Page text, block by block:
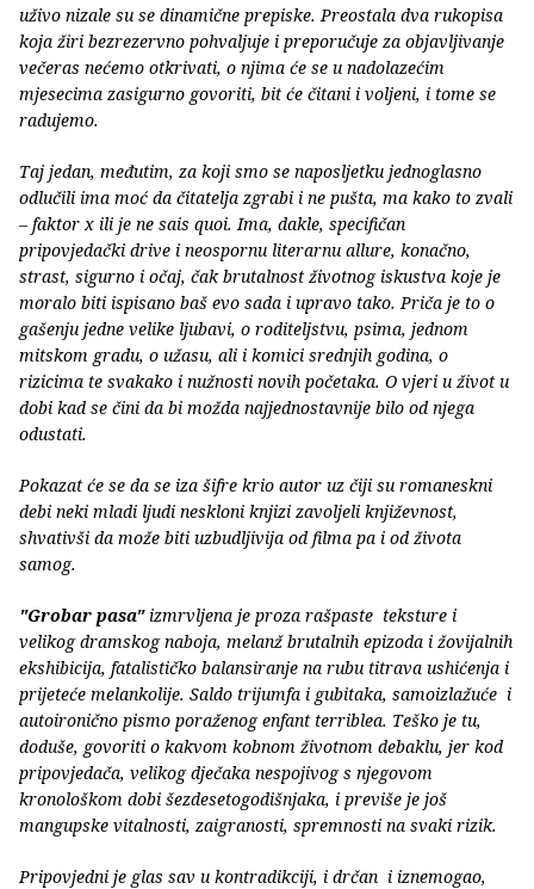
uživo nizale su se dinamične prepiske. Preostala dva rukopisa
koja žiri bezrezervno pohvaljuje i preporučuje za objavljivanje
večeras nećemo otkrivati, o njima će se u nadolazećim
mjesecima zasigurno govoriti, bit će čitani i voljeni, i tome se
radujemo.
Taj jedan, međutim, za koji smo se naposljetku jednoglasno
odlučili ima moć da čitatelja zgrabi i ne pušta, ma kako to zvali
– faktor x ili je ne sais quoi. Ima, dakle, specifičan
pripovjedački drive i neospornu literarnu allure, konačno,
strast, sigurno i očaj, čak brutalnost životnog iskustva koje je
moralo biti ispisano baš evo sada i upravo tako. Priča je to o
gašenju jedne velike ljubavi, o roditeljstvu, psima, jednom
mitskom gradu, o užasu, ali i komici srednjih godina, o
rizicima te svakako i nužnosti novih početaka. O vjeri u život u
dobi kad se čini da bi možda najjednostavnije bilo od njega
odustati.
Pokazat će se da se iza šifre krio autor uz čiji su romaneskni
debi neki mladi ljudi neskloni knjizi zavoljeli književnost,
shvativši da može biti uzbudljivija od filma pa i od života
samog.
"Grobar pasa"izmrvljena je proza rašpaste teksture i
velikog dramskog naboja, melanž brutalnih epizoda i žovijalnih
ekshibicija, fatalističko balansiranje na rubu titrava ushićenja i
prijeteće melankolije. Saldo trijumfa i gubitaka, samoizlažuće i
autoironično pismo poraženog enfant terriblea. Teško je tu,
doduše, govoriti o kakvom kobnom životnom debaklu, jer kod
pripovjedača, velikog dječaka nespojivog s njegovom
kronološkom dobi šezdesetogodišnjaka, i previše je još
mangupske vitalnosti, zaigranosti, spremnosti na svaki rizik.
Pripovjedni je glas sav u kontradikciji, i drčan i iznemogao,